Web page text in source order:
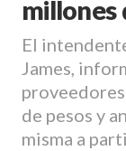
millones
El
James,
de pesos y
misma a